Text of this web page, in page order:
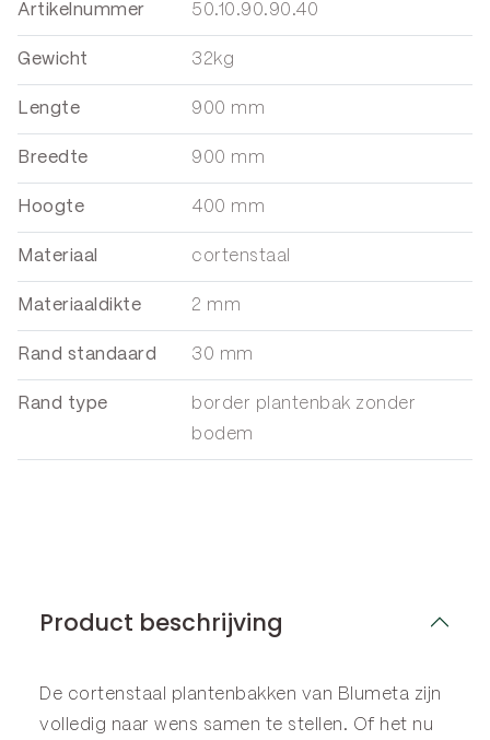
Artikelnummer 50.10.90.90.40
Gewicht 32kg
Lengte 900 mm
Breedte 900 mm
Hoogte 400 mm
Materiaal cortenstaal
Materiaaldikte 2 mm
Rand standaard 30 mm
Rand type
border plantenbak zonder
bodem
Product beschrijving
De cortenstaal plantenbakken van Blumeta zijn
volledig naar wens samen te stellen. Of het nu